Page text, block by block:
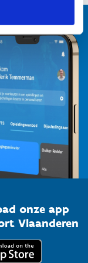
onze app
Vlaanderen